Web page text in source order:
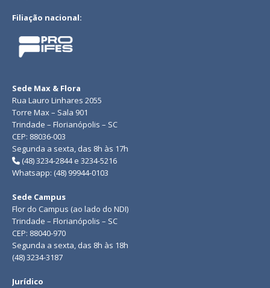
Filiação nacional:
Sede Max & Flora
Rua Lauro Linhares 2055
Torre Max – Sala 901
Trindade – Florianópolis – SC
CEP: 88036-003
Segunda a sexta, das 8h às 17h
(48) 3234-2844 e 3234-5216
Whatsapp: (48) 99944-0103
Sede Campus
Flor do Campus (ao lado do NDI)
Trindade – Florianópolis – SC
CEP: 88040-970
Segunda a sexta, das 8h às 18h
(48) 3234-3187
Jurídico